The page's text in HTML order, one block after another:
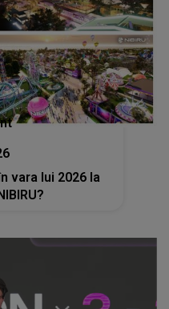
vara lui 2026 la